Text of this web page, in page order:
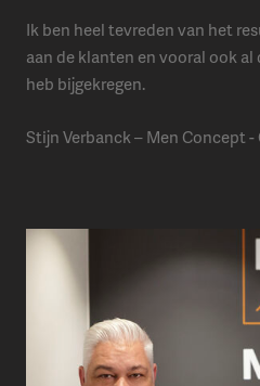
Ik ben heel tevreden van het
aan de klanten en vooral ook
heb bijgekregen.
Stijn Verbanck – Men Concept